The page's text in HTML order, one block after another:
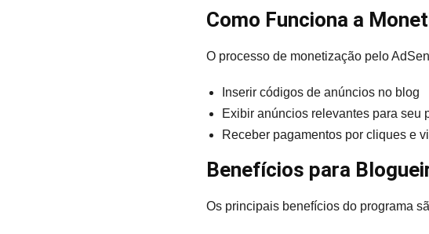
Como Funciona a
O processo de monetização pelo
Inserir códigos de anúncios no blog
Exibir anúncios relevantes para seu
Receber pagamentos por cliques e
Benefícios para
Os principais benefícios do programa